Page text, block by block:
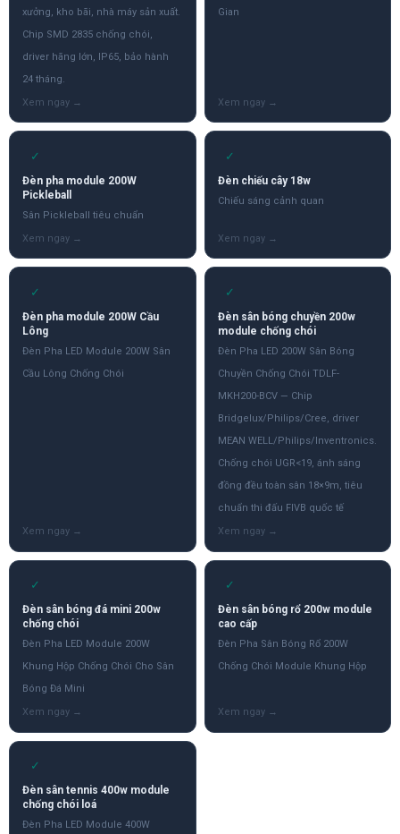
xưởng, kho bãi, nhà máy sản xuất.
Chip SMD 2835 chống chói,
driver hãng lớn, IP65, bảo hành
24 tháng.
Gian
✓
Đèn pha module 200W
Pickleball
Sân Pickleball tiêu chuẩn
✓
Đèn chiếu cây 18w
Chiếu sáng cảnh quan
✓
Đèn pha module 200W Cầu
Lông
Đèn Pha LED Module 200W Sân
Cầu Lông Chống Chói
✓
Đèn sân bóng chuyền 200w
module chống chói
Đèn Pha LED 200W Sân Bóng
Chuyền Chống Chói TDLF-
MKH200-BCV — Chip
Bridgelux/Philips/Cree, driver
MEAN WELL/Philips/Inventronics.
Chống chói UGR<19, ánh sáng
đồng đều toàn sân 18×9m, tiêu
chuẩn thi đấu FIVB quốc tế
✓
Đèn sân bóng đá mini 200w
chống chói
Đèn Pha LED Module 200W
Khung Hộp Chống Chói Cho Sân
Bóng Đá Mini
✓
Đèn sân bóng rổ 200w module
cao cấp
Đèn Pha Sân Bóng Rổ 200W
Chống Chói Module Khung Hộp
✓
Đèn sân tennis 400w module
chống chói loá
Đèn Pha LED Module 400W